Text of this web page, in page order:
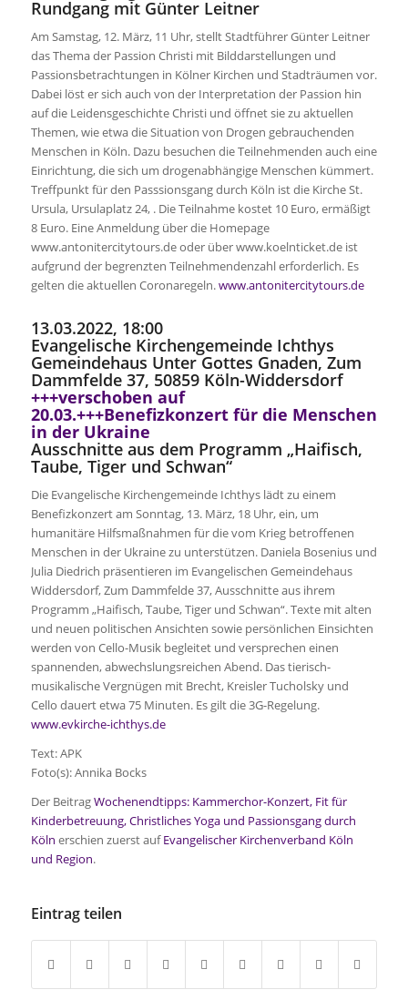
Rundgang mit Günter Leitner
Am Samstag, 12. März, 11 Uhr, stellt Stadtführer Günter Leitner
das Thema der Passion Christi mit Bilddarstellungen und
Passionsbetrachtungen in Kölner Kirchen und Stadträumen vor.
Dabei löst er sich auch von der Interpretation der Passion hin
auf die Leidensgeschichte Christi und öffnet sie zu aktuellen
Themen, wie etwa die Situation von Drogen gebrauchenden
Menschen in Köln. Dazu besuchen die Teilnehmenden auch eine
Einrichtung, die sich um drogenabhängige Menschen kümmert.
Treffpunkt für den Passsionsgang durch Köln ist die Kirche St.
Ursula, Ursulaplatz 24, . Die Teilnahme kostet 10 Euro, ermäßigt
8 Euro. Eine Anmeldung über die Homepage
www.antonitercitytours.de oder über www.koelnticket.de ist
aufgrund der begrenzten Teilnehmendenzahl erforderlich. Es
gelten die aktuellen Coronaregeln.www.antonitercitytours.de
13.03.2022, 18:00
Evangelische Kirchengemeinde Ichthys
Gemeindehaus Unter Gottes Gnaden, Zum
Dammfelde 37, 50859 Köln-Widdersdorf
+++verschoben auf
20.03.+++Benefizkonzert für die Menschen
in der Ukraine
Ausschnitte aus dem Programm „Haifisch,
Taube, Tiger und Schwan“
Die Evangelische Kirchengemeinde Ichthys lädt zu einem
Benefizkonzert am Sonntag, 13. März, 18 Uhr, ein, um
humanitäre Hilfsmaßnahmen für die vom Krieg betroffenen
Menschen in der Ukraine zu unterstützen. Daniela Bosenius und
Julia Diedrich präsentieren im Evangelischen Gemeindehaus
Widdersdorf, Zum Dammfelde 37, Ausschnitte aus ihrem
Programm „Haifisch, Taube, Tiger und Schwan“. Texte mit alten
und neuen politischen Ansichten sowie persönlichen Einsichten
werden von Cello-Musik begleitet und versprechen einen
spannenden, abwechslungsreichen Abend. Das tierisch-
musikalische Vergnügen mit Brecht, Kreisler Tucholsky und
Cello dauert etwa 75 Minuten. Es gilt die 3G-Regelung.
www.evkirche-ichthys.de
Text: APK
Foto(s): Annika Bocks
Der BeitragWochenendtipps: Kammerchor-Konzert, Fit für
Kinderbetreuung, Christliches Yoga und Passionsgang durch
Köln erschien zuerst aufEvangelischer Kirchenverband Köln
und Region.
Eintrag teilen